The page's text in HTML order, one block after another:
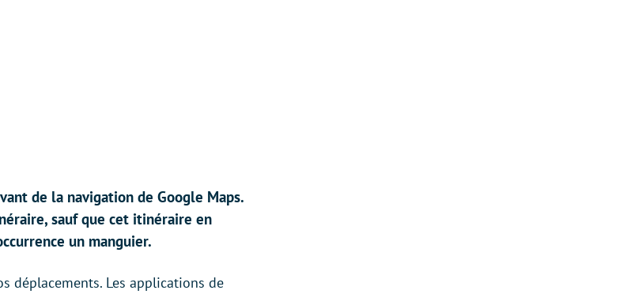
de la navigation de Google Maps.
sauf que cet itinéraire en
un manguier.
déplacements. Les applications de